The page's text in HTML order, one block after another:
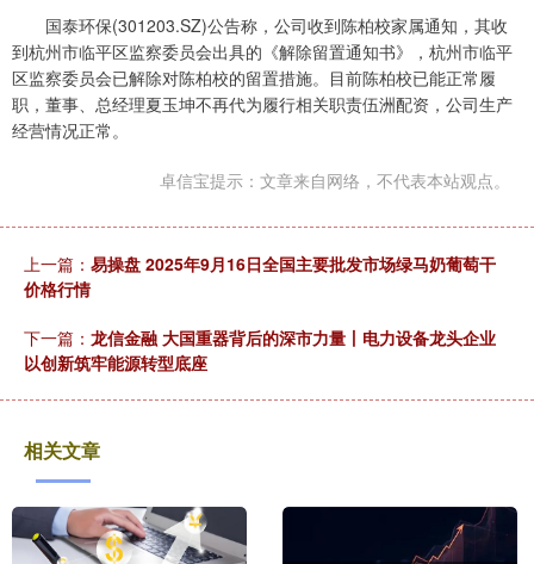
国泰环保(301203.SZ)公告称，公司收到陈柏校家属通知，其收
到杭州市临平区监察委员会出具的《解除留置通知书》，杭州市临平
区监察委员会已解除对陈柏校的留置措施。目前陈柏校已能正常履
职，董事、总经理夏玉坤不再代为履行相关职责伍洲配资，公司生产
经营情况正常。
卓信宝提示：文章来自网络，不代表本站观点。
上一篇： 易操盘 2025年9月16日全国主要批发市场绿马奶葡萄干
价格行情
下一篇： 龙信金融 大国重器背后的深市力量丨电力设备龙头企业
以创新筑牢能源转型底座
相关文章